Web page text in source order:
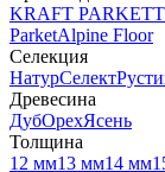
KRAFT PARKETT
ParketAlpine Floor
Селекция
НатурСелект
Древесина
ДубОрехЯсень
Толщина
12 мм13 мм14 мм